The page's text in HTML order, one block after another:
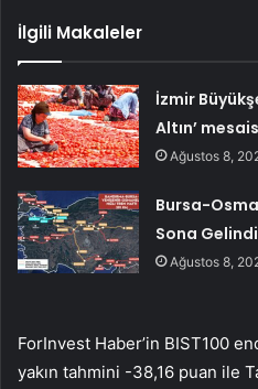
İlgili Makaleler
İzmir
Altın’
Ağustos 8,
Bursa-
Sona Gelindi
Ağustos 8,
ForInvest Haber’in BIST100
yakın tahmini -38,16 puan ile